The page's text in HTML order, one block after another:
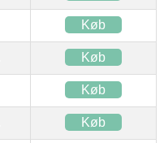
Køb
Køb
Køb
Køb